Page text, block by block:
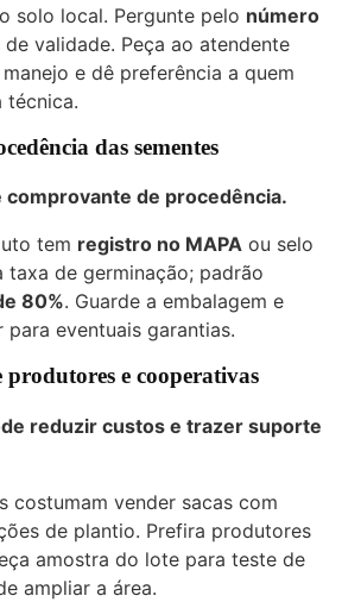
solo local. Pergunte pelo número
validade. Peça ao atendente
e dê preferência a quem
técnica.
das sementes
comprovante de procedência.
tem registro no MAPA ou selo
taxa de germinação; padrão
80%. Guarde a embalagem e
eventuais garantias.
e cooperativas
reduzir custos e trazer suporte
costumam vender sacas com
de plantio. Prefira produtores
amostra do lote para teste de
ampliar a área.